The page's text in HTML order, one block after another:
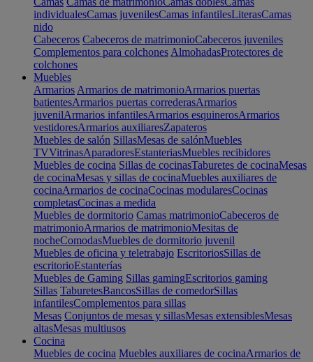
individualesCamas juvenilesCamas infantilesLiterasCamas
nido
Cabeceros Cabeceros de matrimonioCabeceros juveniles
Complementos para colchones AlmohadasProtectores de
colchones
Muebles
Armarios Armarios de matrimonioArmarios puertas
batientesArmarios puertas correderasArmarios
juvenilArmarios infantilesArmarios esquinerosArmarios
vestidoresArmarios auxiliaresZapateros
Muebles de salón SillasMesas de salónMuebles
TVVitrinasAparadoresEstanteriasMuebles recibidores
Muebles de cocina Sillas de cocinasTaburetes de cocinaMesas
de cocinaMesas y sillas de cocinaMuebles auxiliares de
cocinaArmarios de cocinaCocinas modularesCocinas
completasCocinas a medida
Muebles de dormitorio Camas matrimonioCabeceros de
matrimonioArmarios de matrimonioMesitas de
nocheComodasMuebles de dormitorio juvenil
Muebles de oficina y teletrabajo EscritoriosSillas de
escritorioEstanterías
Muebles de Gaming Sillas gamingEscritorios gaming
Sillas TaburetesBancosSillas de comedorSillas
infantilesComplementos para sillas
Mesas Conjuntos de mesas y sillasMesas extensiblesMesas
altasMesas multiusos
Cocina
Muebles de cocina Muebles auxiliares de cocinaArmarios de